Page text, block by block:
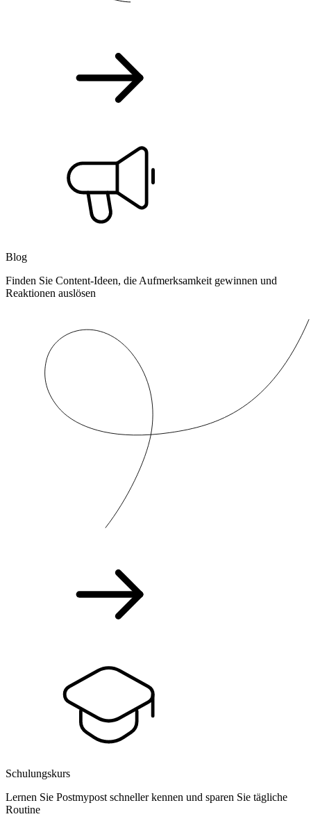
Blog
Finden Sie Content-Ideen, die Aufmerksamkeit gewinnen und
Reaktionen auslösen
Schulungskurs
Lernen Sie Postmypost schneller kennen und sparen Sie tägliche
Routine